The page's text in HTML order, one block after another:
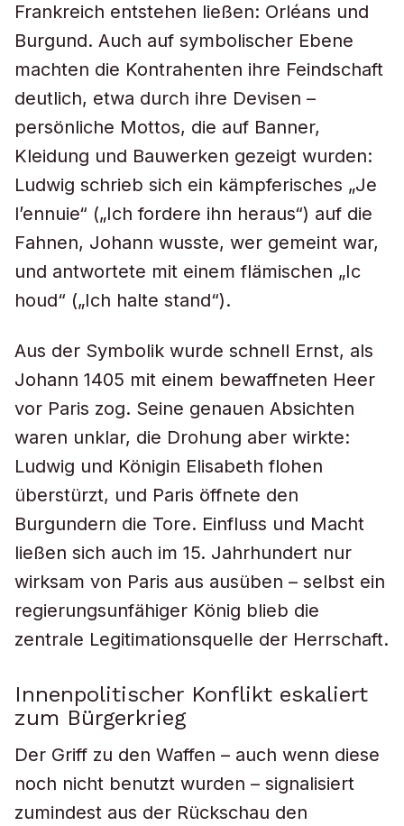
Frankreich entstehen ließen: Orléans und
Burgund. Auch auf symbolischer Ebene
machten die Kontrahenten ihre Feindschaft
deutlich, etwa durch ihre Devisen –
persönliche Mottos, die auf Banner,
Kleidung und Bauwerken gezeigt wurden:
Ludwig schrieb sich ein kämpferisches „Je
l’ennuie“ („Ich fordere ihn heraus“) auf die
Fahnen, Johann wusste, wer gemeint war,
und antwortete mit einem flämischen „Ic
houd“ („Ich halte stand“).
Aus der Symbolik wurde schnell Ernst, als
Johann 1405 mit einem bewaffneten Heer
vor Paris zog. Seine genauen Absichten
waren unklar, die Drohung aber wirkte:
Ludwig und Königin Elisabeth flohen
überstürzt, und Paris öffnete den
Burgundern die Tore. Einfluss und Macht
ließen sich auch im 15. Jahrhundert nur
wirksam von Paris aus ausüben – selbst ein
regierungsunfähiger König blieb die
zentrale Legitimationsquelle der Herrschaft.
Innenpolitischer Konflikt eskaliert
zum Bürgerkrieg
Der Griff zu den Waffen – auch wenn diese
noch nicht benutzt wurden – signalisiert
zumindest aus der Rückschau den